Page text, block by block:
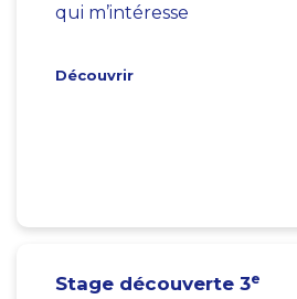
qui m’intéresse
Découvrir
Stage découverte 3e